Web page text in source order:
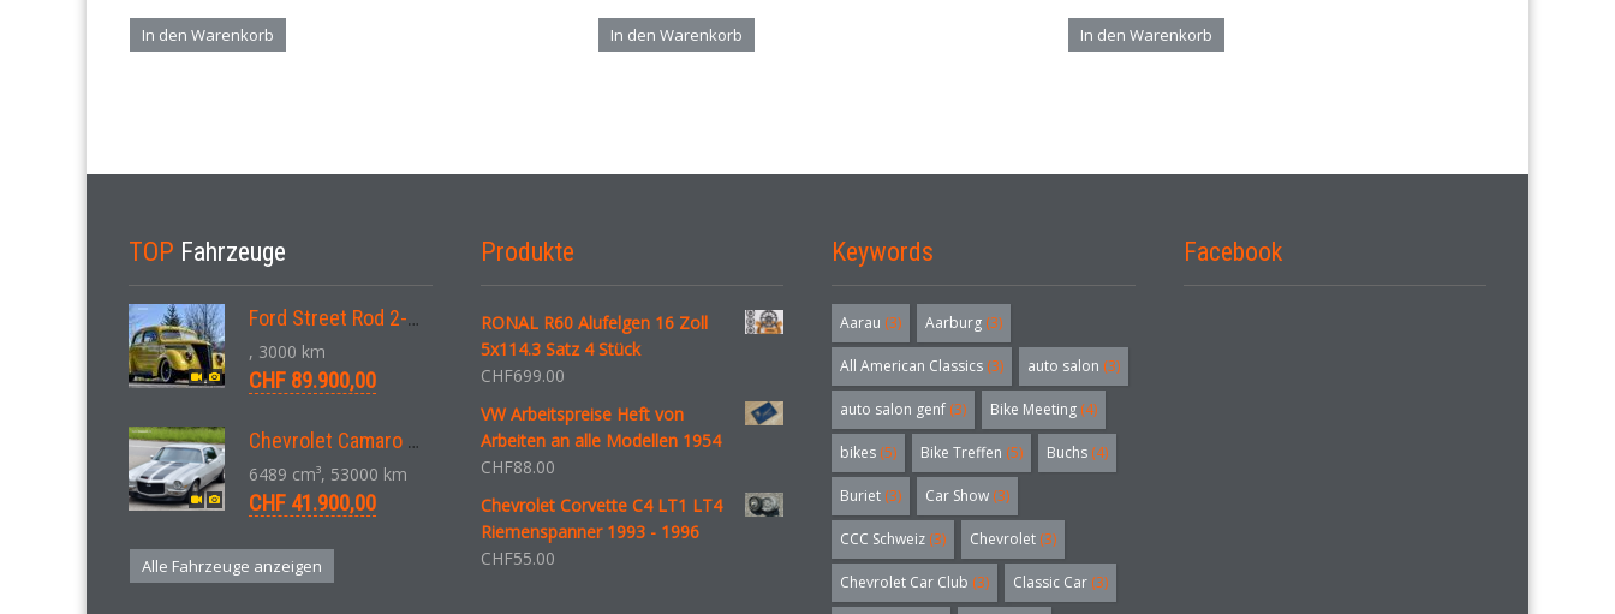
In den Warenkorb In den Warenkorb In den Warenkorb
TOP Fahrzeuge
Ford Street Rod 2-Door V8 Aut. 1937
, 3000 km
CHF 89.900,00
Chevrolet Camaro SS 396 LS3 Coupe Aut. 1971
6489 cm³, 53000 km
CHF 41.900,00
Alle Fahrzeuge anzeigen
Produkte
RONAL R60 Alufelgen 16 Zoll
5x114.3 Satz 4 Stück
CHF699.00
VW Arbeitspreise Heft von
Arbeiten an alle Modellen 1954
CHF88.00
Chevrolet Corvette C4 LT1 LT4
Riemenspanner 1993 - 1996
CHF55.00
Keywords
Aarau (3) Aarburg (3)
All American Classics (3) auto salon (3)
auto salon genf (3) Bike Meeting (4)
bikes (5) Bike Treffen (5) Buchs (4)
Buriet (3) Car Show (3)
CCC Schweiz (3) Chevrolet (3)
Chevrolet Car Club (3) Classic Car (3)
Facebook